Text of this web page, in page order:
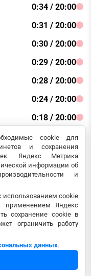
0:34 / 20:00
0:31 / 20:00
0:30 / 20:00
0:29 / 20:00
0:28 / 20:00
0:24 / 20:00
0:18 / 20:00
0:17 / 20:00
0:15 / 20:00
0:13 / 20:00
0:12 / 20:00
0:10 / 20:00
cookie для
и сохранения
Яндекс Метрика
информации об
и
использованием cookie
применением Яндекс
сохранение cookie в
ограничить работу
данных.